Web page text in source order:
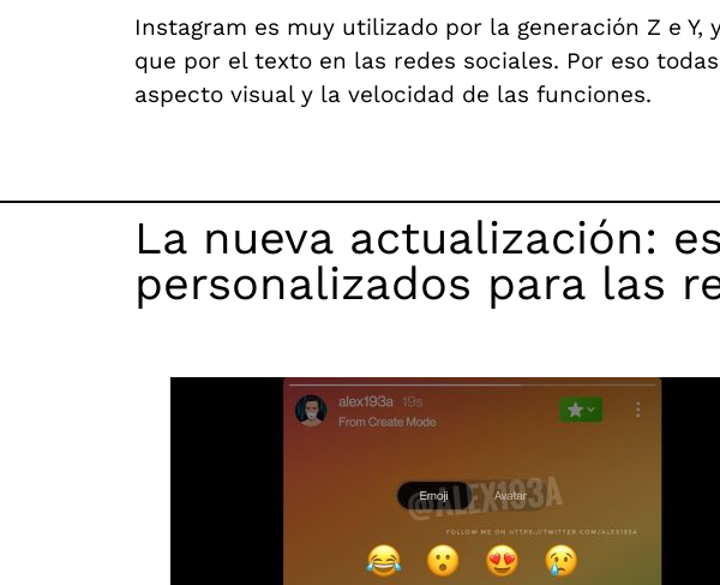
Instagram es muy utilizado por la generación Z e
que por el texto en las redes sociales. Por eso
aspecto visual y la velocidad de las funciones.
La nueva actualización:
personalizados para las